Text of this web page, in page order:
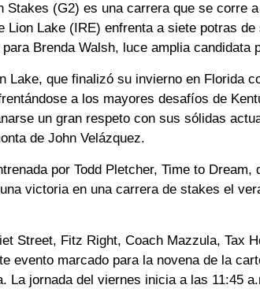
Stakes (G2) es una carrera que se corre
Lion Lake (IRE) enfrenta a siete potras
Brenda Walsh, luce amplia candidata
Lake, que finalizó su invierno en Florida
a los mayores desafíos de
un gran respeto con sus sólidas
de John Velázquez.
por Todd Pletcher, Time to
victoria en una carrera de stakes el
Street, Fitz Right, Coach Mazzula, Tax
evento marcado para la novena de la
La jornada del viernes inicia a las 11:45